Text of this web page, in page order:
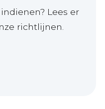
Lees er
richtlijnen.